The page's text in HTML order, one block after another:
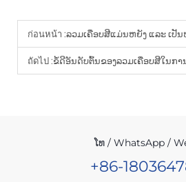
ก่อนหน้า :ລວມເຄືອບສີແມ່ນຫຍັງ ແລະ ເປັນ
ถัดไป :ຂໍ້ດີອັນດັບຕົ້ນຂອງລວມເຄືອບສີໃນການເປັນ
ໂທ / WhatsApp /
+86-